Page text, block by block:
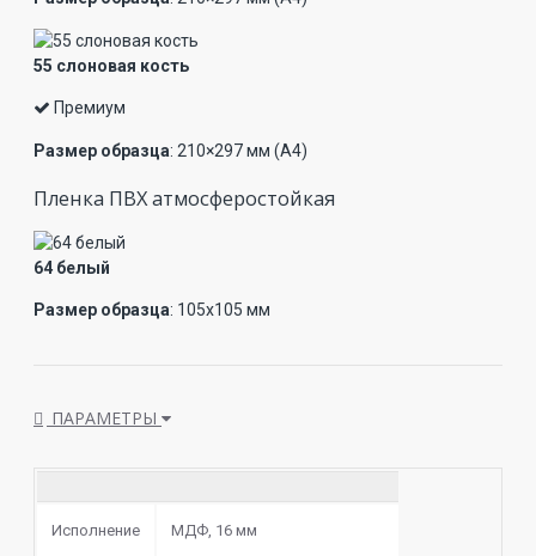
55 слоновая кость
Премиум
Размер образца: 210×297 мм (А4)
Пленка ПВХ атмосферостойкая
64 белый
Размер образца: 105х105 мм
ПАРАМЕТРЫ
Исполнение МДФ, 16 мм